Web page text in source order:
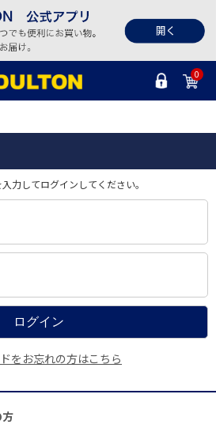
0
力してログインしてください。
をお忘れの方はこちら